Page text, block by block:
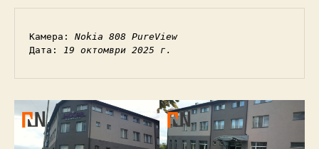
Камера: Nokia 808 PureView
Дата:
19 октомври 2025 г.